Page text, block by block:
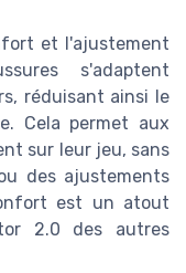
et l'ajustement
s'adaptent
réduisant ainsi le
Cela permet aux
sur leur jeu, sans
des ajustements
est un atout
2.0 des autres